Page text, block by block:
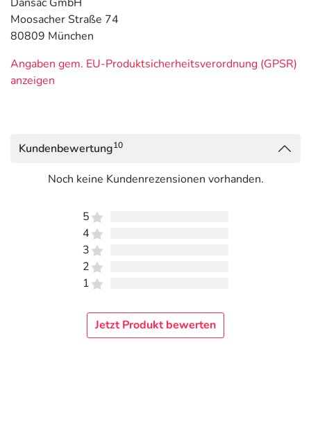
Moosacher Straße 74
80809 München
Angaben gem. EU-Produktsicherheitsverordnung (GPSR)
anzeigen
Kundenbewertung10
Noch keine Kundenrezensionen vorhanden.
5
4
3
2
1
Jetzt Produkt bewerten